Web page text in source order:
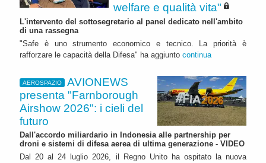
welfare e qualità vita"
L'intervento del sottosegretario al panel dedicato nell'ambito
di una rassegna
"Safe è uno strumento economico e tecnico. La priorità è
rafforzare le capacità della Difesa" ha aggiunto continua
AEROSPAZIO
AVIONEWS
presenta "Farnborough
Airshow 2026": i cieli del
futuro
Dall'accordo miliardario in Indonesia alle partnership per
droni e sistemi di difesa aerea di ultima generazione - VIDEO
Dal 20 al 24 luglio 2026, il Regno Unito ha ospitato la nuova